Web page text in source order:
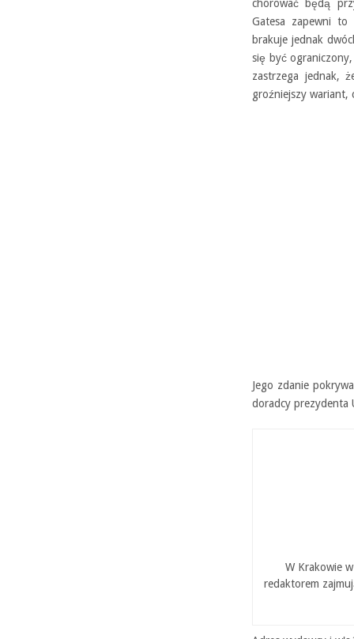
chorować będą
Gatesa zapewni to
brakuje jednak
się być
zastrzega jednak,
groźniejszy wariant,
Jego zdanie
doradcy prezydenta
W Krakowie
redaktorem